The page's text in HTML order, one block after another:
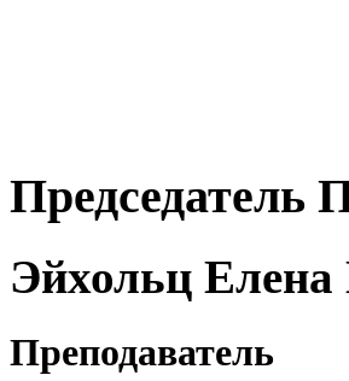
Председатель
Эйхольц
Преподаватель